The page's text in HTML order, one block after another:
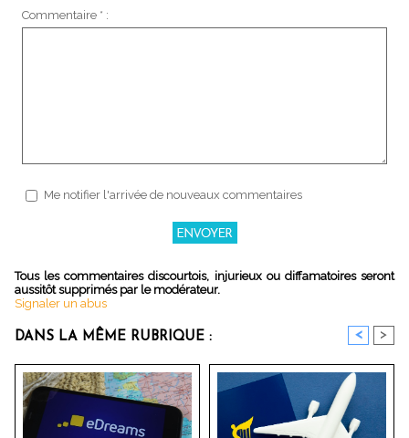
Commentaire * :
Me notifier l'arrivée de nouveaux commentaires
Tous les commentaires discourtois, injurieux ou diffamatoires seront
aussitôt supprimés par le modérateur.
Signaler un abus
DANS LA MÊME RUBRIQUE : < >